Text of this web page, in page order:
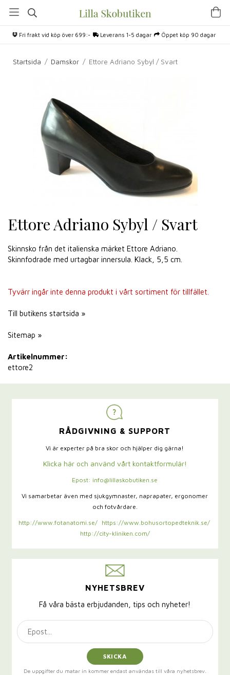
Fri frakt vid köp över 699:- Leverans 1-5 dagar Öppet köp 90 dagar
Startsida / Damskor / Ettore Adriano Sybyl / Svart
Ettore Adriano Sybyl / Svart
Skinnsko från det italienska märket Ettore Adriano.
Skinnfodrade med urtagbar innersula. Klack, 5,5 cm.
Tyvärr ingår inte denna produkt i vårt sortiment för tillfället.
Till butikens startsida »
Sitemap »
Artikelnummer:
ettore2
RÅDGIVNING & SUPPORT
Vi är experter på bra skor och hjälper dig gärna!
Klicka här och använd vårt kontaktformulär!
Epost: info@lillaskobutiken.se
Vi samarbetar även med sjukgymnaster, naprapater, ergonomer
och fotvårdare.
http://www.fotanatomi.se/
https://www.bohusortopedteknik.se/
http://city-kliniken.com/
NYHETSBREV
Få våra bästa erbjudanden, tips och nyheter!
SKICKA
De uppgifter du matar in kommer endast användas till våra nyhetsbrev.